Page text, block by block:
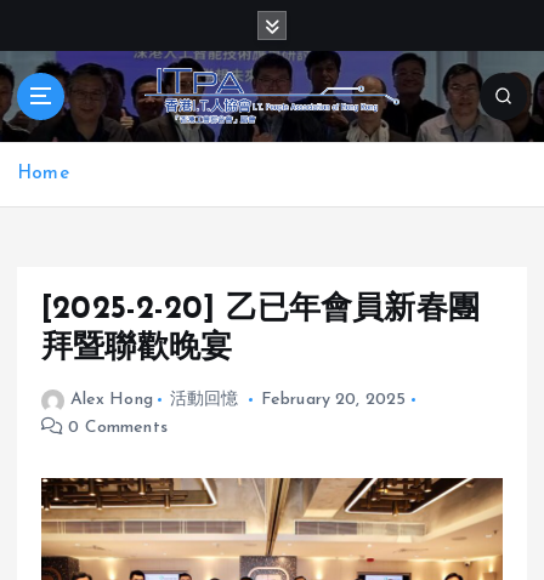
i
p
t
o
Home
[2025-2-20] 乙已年會員新春團
拜暨聯歡晚宴
Alex Hong 活動回憶
February 20, 2025
0 Comments